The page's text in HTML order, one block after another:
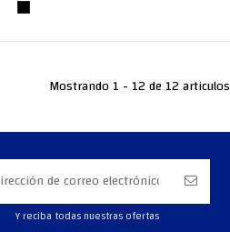
Mostrando 1 - 12 de 12 articulos
Y reciba todas nuestras ofertas